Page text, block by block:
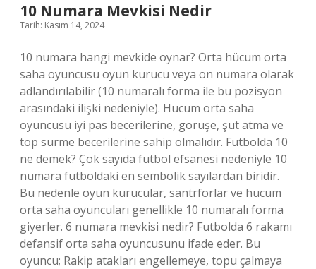
10 Numara Mevkisi Nedir
Tarih: Kasım 14, 2024
10 numara hangi mevkide oynar? Orta hücum orta
saha oyuncusu oyun kurucu veya on numara olarak
adlandırılabilir (10 numaralı forma ile bu pozisyon
arasındaki ilişki nedeniyle). Hücum orta saha
oyuncusu iyi pas becerilerine, görüşe, şut atma ve
top sürme becerilerine sahip olmalıdır. Futbolda 10
ne demek? Çok sayıda futbol efsanesi nedeniyle 10
numara futboldaki en sembolik sayılardan biridir.
Bu nedenle oyun kurucular, santrforlar ve hücum
orta saha oyuncuları genellikle 10 numaralı forma
giyerler. 6 numara mevkisi nedir? Futbolda 6 rakamı
defansif orta saha oyuncusunu ifade eder. Bu
oyuncu; Rakip atakları engellemeye, topu çalmaya